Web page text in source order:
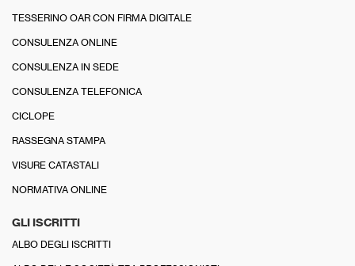
TESSERINO OAR CON FIRMA DIGITALE
CONSULENZA ONLINE
CONSULENZA IN SEDE
CONSULENZA TELEFONICA
CICLOPE
RASSEGNA STAMPA
VISURE CATASTALI
NORMATIVA ONLINE
GLI ISCRITTI
ALBO DEGLI ISCRITTI